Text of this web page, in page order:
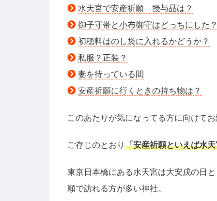
水天宮で安産祈願 授与品は？
御子守帯と小布御守はどっちにした
初穂料はのし袋に入れるかどうか？
私服？正装？
妻を待っている間
安産祈願に行くときの持ち物は？
このあたりが気になってる方に向けて
ご存じのとおり 「安産祈願といえば水
東京日本橋にある水天宮は大安戌の日
願で訪れる方が多い神社。